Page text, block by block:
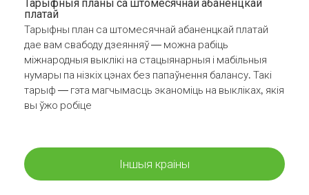
Тарыфныя планы са штомесячнай абаненцкай
платай
Тарыфны план са штомесячнай абаненцкай платай
дае вам свабоду дзеянняў — можна рабіць
міжнародныя выклікі на стацыянарныя і мабільныя
нумары па нізкіх цэнах без папаўнення балансу. Такі
тарыф — гэта магчымасць эканоміць на выкліках, якія
вы ўжо робіце
Іншыя краіны